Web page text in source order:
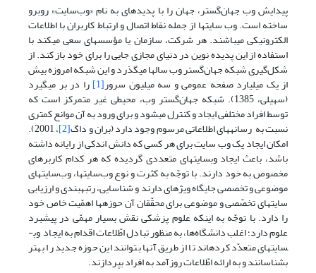
پیدایش وب جهان‌گستر، جهان را با پدیده­ای به نام «وب‌سایت» روبرو
ساخته است. وب سایتها از جمله نقاط اتصال و ارتباط کاربران با اطلاعات
الکترونیکی می­باشند. هر شرکت، سازمان یا مؤسسه­ای سعی می­کند با
استفاده از این پدیده نوین در دنیای مجازی جایی را برای خود باز کند. از
شکل‌گیری شبکه جهان‌گستر وب سالها می­گذرد و این شبکه امروزه بیش
از یک میلیارد صفحه عمومی و سه میلیون سرور[1] را در بر می­گیرد
(سهیلی، 1385). شبکه جهان‌گستر وب، محیطی غیر متمرکز است که
توسط افراد مختلفی ایجاد و کنترل می­شود و برای ورود به آن موانع کمتری
نسبت به رسانه­های اطلاعاتی مرسوم وجود دارد (بران و داگ[2] ، 2001).
امکان ایجاد یک وب سایت برای هر کسی که دانش اندکی از رایانه داشته
باشد، باعث ایجاد وب­سایتهای متعددی گردیده که هر کدام کاربرهای
مخصوص به خود دارند. با توجّه به کثرت و نوع وب‌سایتها، وب‌سایتهای
موضوعی و تخصصی جایگاه ویژه­ای دارند و شناسایی، رتبه­بندی و ارزیابی
سایتهای تخصّصی و موضوعی برای محقّقان آن حوزه­ها اهمّیت خاص خود
را دارد. با توجّه به اینکه علوم پزشکی نقش بسیار مهمّی در پیشبرد
علوم دارد؛ اغلب دانشگاه‌ها، به منظور تبادل اطّلاعات اقدام به ایجاد وب­
سایتهای متعدّد کرده­اند تا از طریق آنها بتوانند این حوزه جدید را بهتر
بشناسانند و به ارائه اطّلاعات روزآمد به افراد بپردازند.